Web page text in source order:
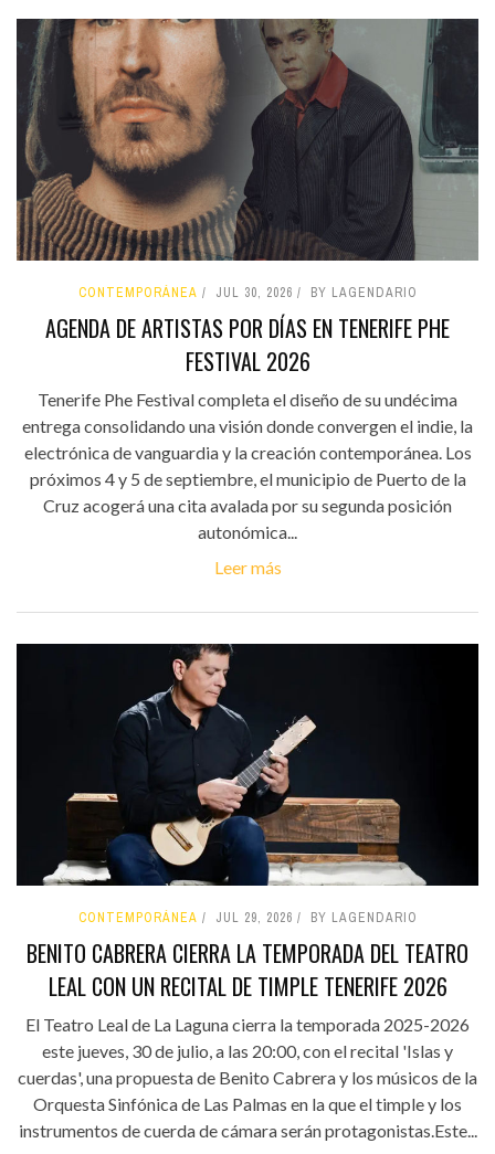
CONTEMPORÁNEA JUL 30, 2026 BY LAGENDARIO
AGENDA DE ARTISTAS POR DÍAS EN TENERIFE PHE
FESTIVAL 2026
Tenerife Phe Festival completa el diseño de su undécima
entrega consolidando una visión donde convergen el indie, la
electrónica de vanguardia y la creación contemporánea. Los
próximos 4 y 5 de septiembre, el municipio de Puerto de la
Cruz acogerá una cita avalada por su segunda posición
autonómica...
Leer más
CONTEMPORÁNEA JUL 29, 2026 BY LAGENDARIO
BENITO CABRERA CIERRA LA TEMPORADA DEL TEATRO
LEAL CON UN RECITAL DE TIMPLE TENERIFE 2026
El Teatro Leal de La Laguna cierra la temporada 2025-2026
este jueves, 30 de julio, a las 20:00, con el recital 'Islas y
cuerdas', una propuesta de Benito Cabrera y los músicos de la
Orquesta Sinfónica de Las Palmas en la que el timple y los
instrumentos de cuerda de cámara serán protagonistas.Este...